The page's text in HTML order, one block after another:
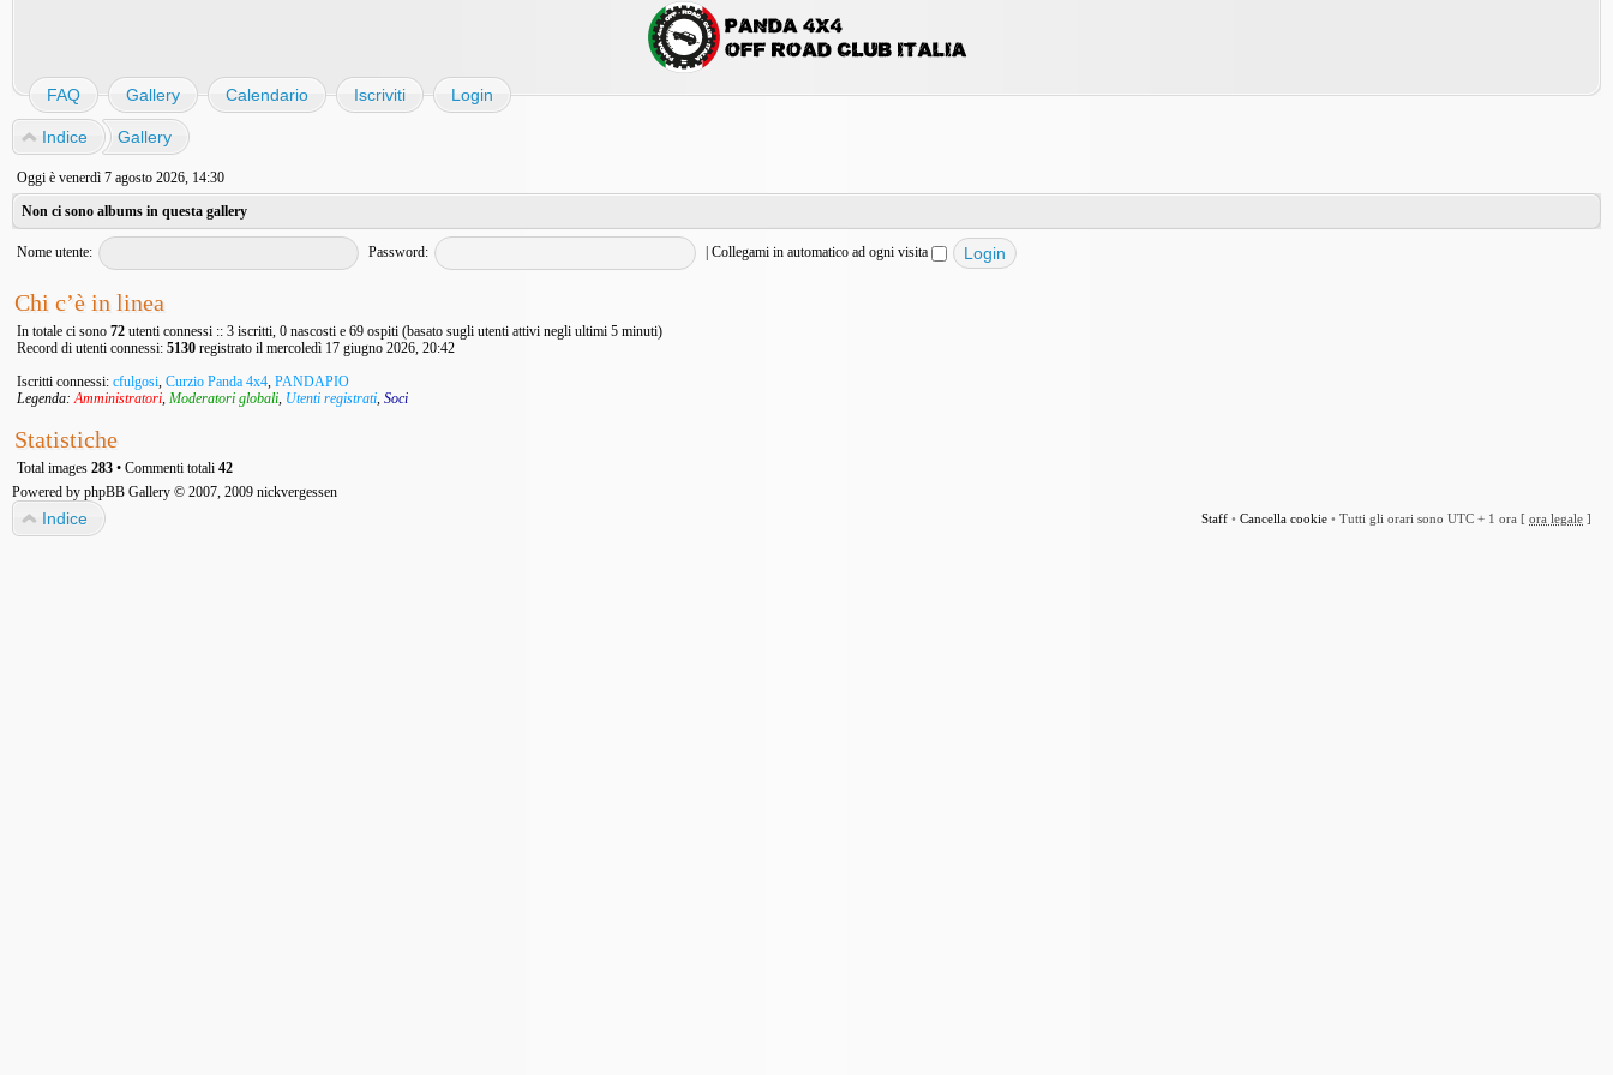
FAQ Gallery Calendario Iscriviti Login
Indice Gallery
Oggi è venerdì 7 agosto 2026, 14:30
Non ci sono albums in questa gallery
Nome utente: Password: | Collegami in automatico ad ogni visita
Chi c’è in linea
In totale ci sono 72 utenti connessi :: 3 iscritti, 0 nascosti e 69 ospiti (basato sugli utenti attivi negli ultimi 5 minuti)
Record di utenti connessi: 5130 registrato il mercoledì 17 giugno 2026, 20:42
Iscritti connessi: cfulgosi, Curzio Panda 4x4, PANDAPIO
Legenda:Amministratori, Moderatori globali, Utenti registrati, Soci
Statistiche
Total images 283 • Commenti totali 42
Powered by phpBB Gallery © 2007, 2009 nickvergessen
Staff • Cancella cookie • Tutti gli orari sono UTC + 1 ora [ ora legale ]
Indice